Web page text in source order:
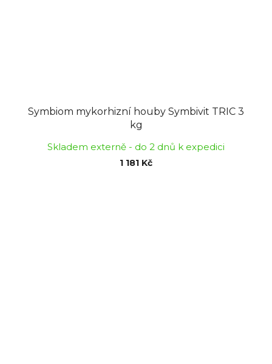
Symbiom mykorhizní houby Symbivit TRIC 3
kg
Skladem externě - do 2 dnů k expedici
1 181 Kč